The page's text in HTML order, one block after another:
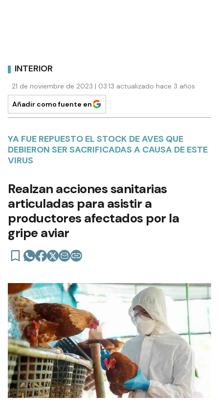
INTERIOR
21 de noviembre de 2023 | 03:13 actualizado hace 3 años
Añadir como fuente en
YA FUE REPUESTO EL STOCK DE AVES QUE
DEBIERON SER SACRIFICADAS A CAUSA DE ESTE
VIRUS
Realzan acciones sanitarias
articuladas para asistir a
productores afectados por la
gripe aviar